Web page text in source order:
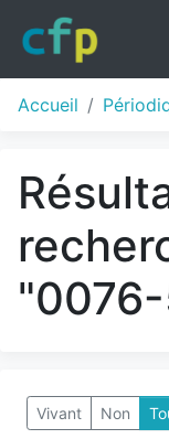
Accueil
Vivant Non